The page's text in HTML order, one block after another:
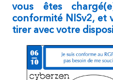
vous êtes
conformité NISv2, et
tirer avec votre